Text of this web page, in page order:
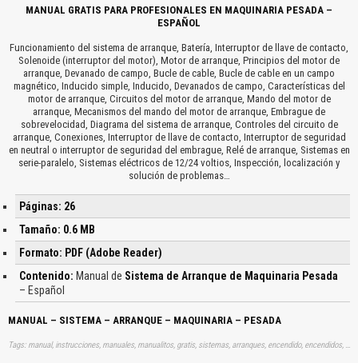
MANUAL GRATIS PARA PROFESIONALES EN MAQUINARIA PESADA –
ESPAÑOL
Funcionamiento del sistema de arranque, Batería, Interruptor de llave de contacto,
Solenoide (interruptor del motor), Motor de arranque, Principios del motor de
arranque, Devanado de campo, Bucle de cable, Bucle de cable en un campo
magnético, Inducido simple, Inducido, Devanados de campo, Características del
motor de arranque, Circuitos del motor de arranque, Mando del motor de
arranque, Mecanismos del mando del motor de arranque, Embrague de
sobrevelocidad, Diagrama del sistema de arranque, Controles del circuito de
arranque, Conexiones, Interruptor de llave de contacto, Interruptor de seguridad
en neutral o interruptor de seguridad del embrague, Relé de arranque, Sistemas en
serie-paralelo, Sistemas eléctricos de 12/24 voltios, Inspección, localización y
solución de problemas…
Páginas: 26
Tamaño: 0.6 MB
Formato: PDF (Adobe Reader)
Contenido: Manual de Sistema de Arranque de Maquinaria Pesada
– Español
MANUAL – SISTEMA – ARRANQUE – MAQUINARIA – PESADA
Tags: manual, instrucciones, manuales, manualitos, gratis, sistemas, arranques, encendido, encendidos, maquinas pesadas, aprender, descargas